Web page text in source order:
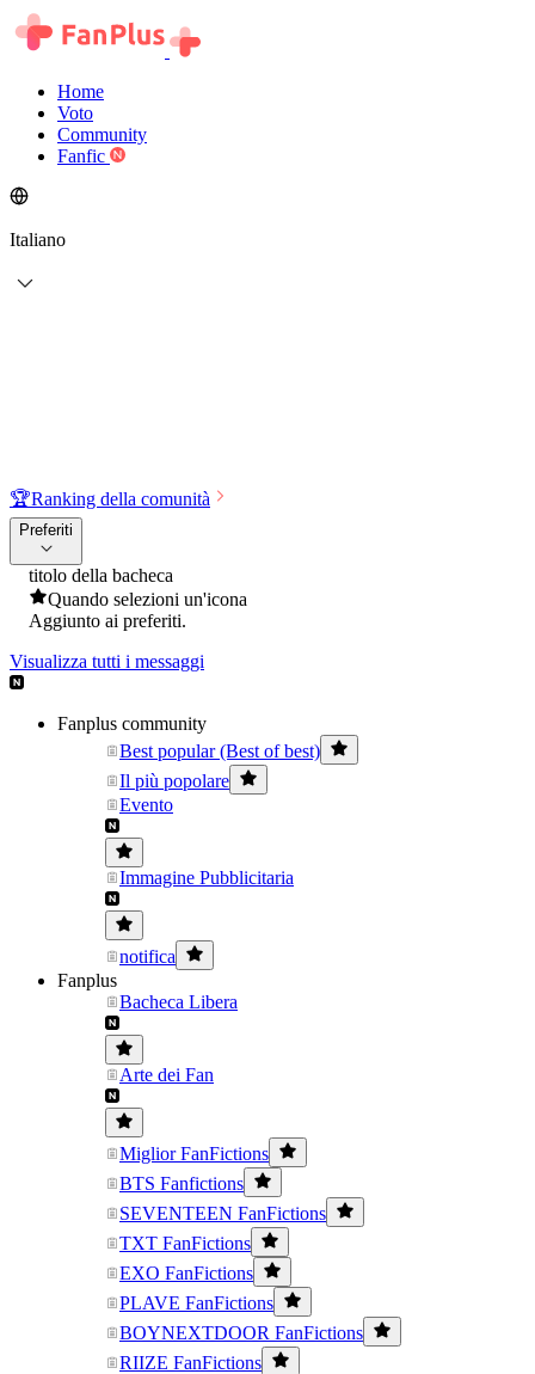
Home
Voto
Community
Fanfic
Italiano
🏆Ranking della comunità
Preferiti
titolo della bacheca
Quando selezioni un'icona
Aggiunto ai preferiti.
Visualizza tutti i messaggi
Fanplus community
Best popular (Best of best)
Il più popolare
Evento
Immagine Pubblicitaria
notifica
Fanplus
Bacheca Libera
Arte dei Fan
Miglior FanFictions
BTS Fanfictions
SEVENTEEN FanFictions
TXT FanFictions
EXO FanFictions
PLAVE FanFictions
BOYNEXTDOOR FanFictions
RIIZE FanFictions